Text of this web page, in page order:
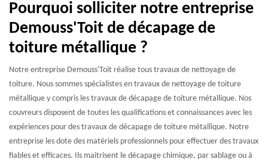
Pourquoi solliciter notre entreprise
Demouss'Toit de décapage de
toiture métallique ?
Notre entreprise Demouss'Toit réalise tous travaux de nettoyage de
toiture. Nous sommes spécialistes en travaux de nettoyage de toiture
métallique y compris les travaux de décapage de toiture métallique. Nos
couvreurs disposent de toutes les qualifications et connaissances avec les
expériences pour des travaux de décapage de toiture métallique. Notre
entreprise les dote des matériels professionnels pour effectuer des travaux
fiables et efficaces. Ils maitrisent le décapage chimique, par sablage ou à